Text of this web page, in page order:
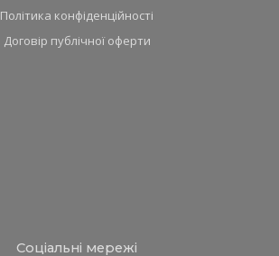
Політика конфіденційності
Договір публічної оферти
Соціальні мережі